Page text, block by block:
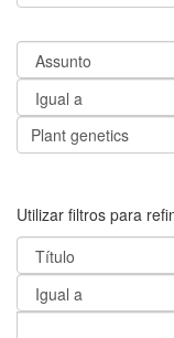
Utilizar filtros para